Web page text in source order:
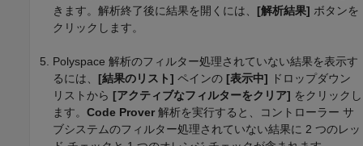
きます。解析終了後に結果を開くには、 [解析結果] ボタンを
クリックします。
Polyspace 解析のフィルター処理されていない結果を表示す
るには、 [結果のリスト] ペインの [表示中] ドロップダウン
リストから [アクティブなフィルターをクリア] をクリックし
ます。 Code Prover 解析を実行すると、コントローラー サ
ブシステムのフィルター処理されていない結果に 2 つのレッ